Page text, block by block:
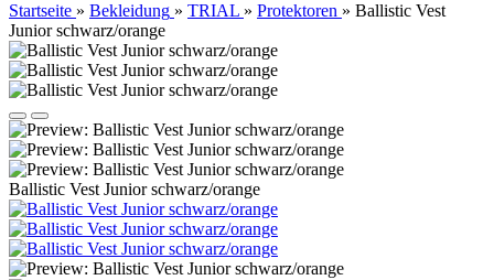
Startseite » Bekleidung » TRIAL » Protektoren » Ballistic Vest
Junior schwarz/orange
Ballistic Vest Junior schwarz/orange